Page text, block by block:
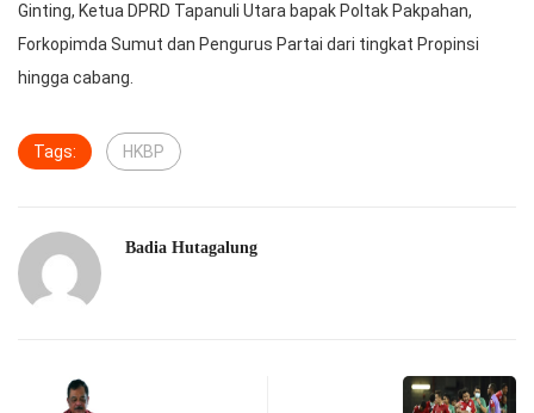
Ginting, Ketua DPRD Tapanuli Utara bapak Poltak Pakpahan,
Forkopimda Sumut dan Pengurus Partai dari tingkat Propinsi
hingga cabang.
Tags: HKBP
Badia Hutagalung